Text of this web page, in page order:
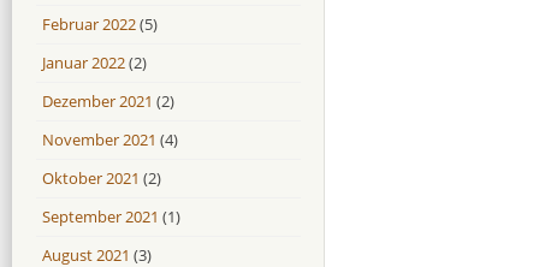
Februar 2022(5)
Januar 2022(2)
Dezember 2021 (2)
November 2021 (4)
Oktober 2021 (2)
September 2021 (1)
August 2021 (3)